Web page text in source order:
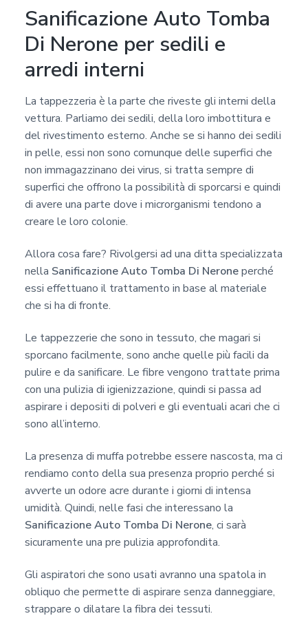
Sanificazione Auto Tomba
Di Nerone per sedili e
arredi interni
La tappezzeria è la parte che riveste gli interni della
vettura. Parliamo dei sedili, della loro imbottitura e
del rivestimento esterno. Anche se si hanno dei sedili
in pelle, essi non sono comunque delle superfici che
non immagazzinano dei virus, si tratta sempre di
superfici che offrono la possibilità di sporcarsi e quindi
di avere una parte dove i microrganismi tendono a
creare le loro colonie.
Allora cosa fare? Rivolgersi ad una ditta specializzata
nella Sanificazione Auto Tomba Di Neroneperché
essi effettuano il trattamento in base al materiale
che si ha di fronte.
Le tappezzerie che sono in tessuto, che magari si
sporcano facilmente, sono anche quelle più facili da
pulire e da sanificare. Le fibre vengono trattate prima
con una pulizia di igienizzazione, quindi si passa ad
aspirare i depositi di polveri e gli eventuali acari che ci
sono all’interno.
La presenza di muffa potrebbe essere nascosta, ma ci
rendiamo conto della sua presenza proprio perché si
avverte un odore acre durante i giorni di intensa
umidità. Quindi, nelle fasi che interessano la
Sanificazione Auto Tomba Di Nerone, ci sarà
sicuramente una pre pulizia approfondita.
Gli aspiratori che sono usati avranno una spatola in
obliquo che permette di aspirare senza danneggiare,
strappare o dilatare la fibra dei tessuti.